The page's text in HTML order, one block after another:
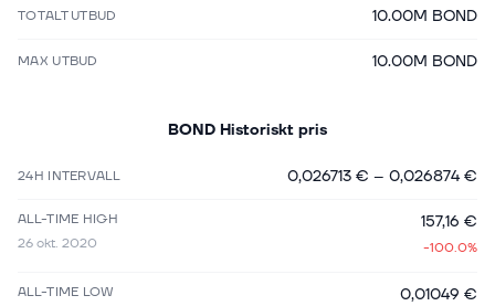
TOTALT UTBUD 10.00M BOND
MAX UTBUD 10.00M BOND
BOND Historiskt pris
24H INTERVALL 0,026713 € – 0,026874 €
ALL-TIME HIGH
26 okt. 2020
157,16 €
-100.0%
ALL-TIME LOW
0,01049 €